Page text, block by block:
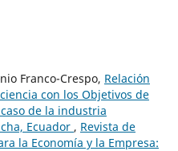
Franco-Crespo, Relación
con los Objetivos de
de la industria
Ecuador , Revista de
la Economía y la Empresa: